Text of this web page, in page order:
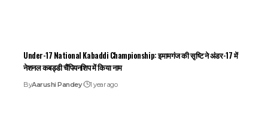
Under-17 National Kabaddi Championship: इमामगंज की सृष्टि ने अंडर-17 में
नेशनल कबड्डी चैंपियनशिप में किया नाम
ByAarushi Pandey 1 year ago